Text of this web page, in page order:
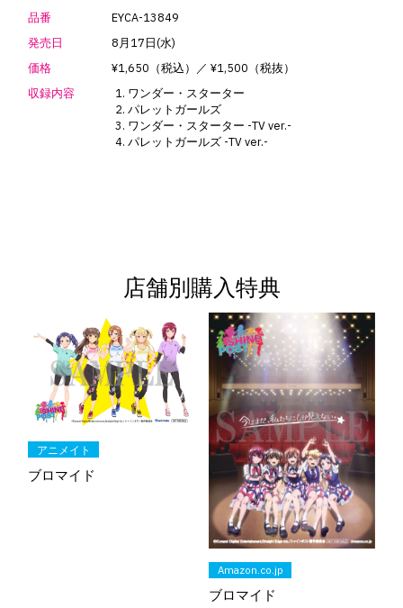
品番
EYCA-13849
発売日
8月17日(水)
価格
¥1,650（税込）／ ¥1,500（税抜）
収録内容
ワンダー・スターター
パレットガールズ
ワンダー・スターター -TV ver.-
パレットガールズ -TV ver.-
店舗別購入特典
アニメイト
ブロマイド
Amazon.co.jp
ブロマイド